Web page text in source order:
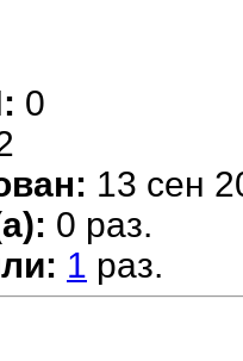
0
13 сен
0 раз.
1 раз.